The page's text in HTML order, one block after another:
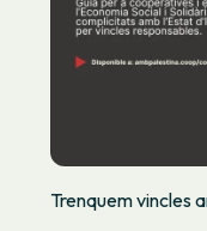
Trenquem vincles